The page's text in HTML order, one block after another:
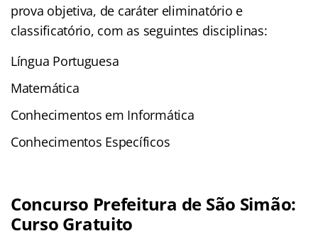
prova objetiva, de caráter eliminatório e
classificatório, com as seguintes disciplinas:
Língua Portuguesa
Matemática
Conhecimentos em Informática
Conhecimentos Específicos
Concurso Prefeitura de São Simão:
Curso Gratuito